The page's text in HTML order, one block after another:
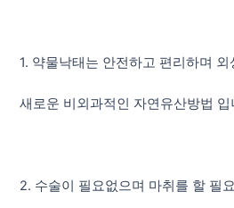
1. 약물낙태는 안전하고 편리하며
새로운 비외과적인 자연유산방법 입
2. 수술이 필요없으며 마취를 할 필